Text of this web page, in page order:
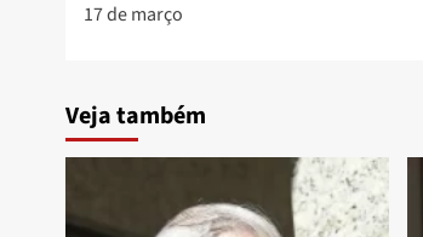
17 de março
Veja também